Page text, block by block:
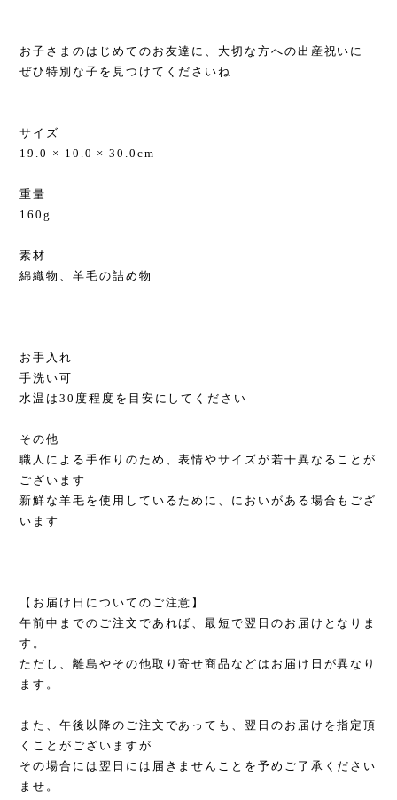
お子さまのはじめてのお友達に、大切な方への出産祝いに
ぜひ特別な子を見つけてくださいね
サイズ
19.0 × 10.0 × 30.0cm
重量
160g
素材
綿織物、羊毛の詰め物
お手入れ
手洗い可
水温は30度程度を目安にしてください
その他
職人による手作りのため、表情やサイズが若干異なることが
ございます
新鮮な羊毛を使用しているために、においがある場合もござ
います
【お届け日についてのご注意】
午前中までのご注文であれば、最短で翌日のお届けとなりま
す。
ただし、離島やその他取り寄せ商品などはお届け日が異なり
ます。
また、午後以降のご注文であっても、翌日のお届けを指定頂
くことがございますが
その場合には翌日には届きませんことを予めご了承ください
ませ。